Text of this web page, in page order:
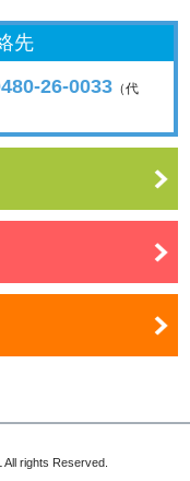
先
26-0033 （代
rights Reserved.